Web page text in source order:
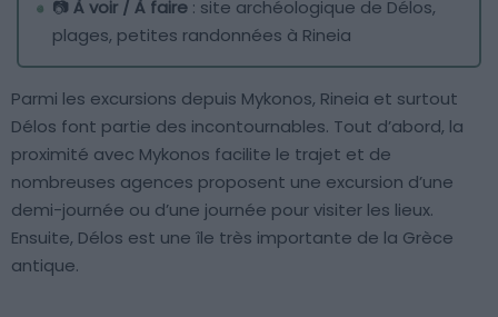
📷À voir / À faire : site archéologique de Délos,
plages, petites randonnées à Rineia
Parmi les excursions depuis Mykonos, Rineia et surtout
Délos font partie des incontournables. Tout d’abord, la
proximité avec Mykonos facilite le trajet et de
nombreuses agences proposent une excursion d’une
demi-journée ou d’une journée pour visiter les lieux.
Ensuite, Délos est une île très importante de la Grèce
antique.